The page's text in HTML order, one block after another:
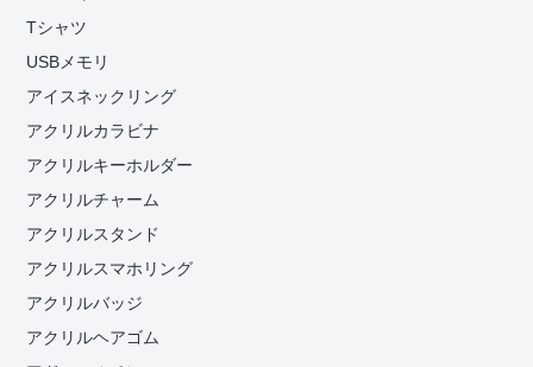
Tシャツ
USBメモリ
アイスネックリング
アクリルカラビナ
アクリルキーホルダー
アクリルチャーム
アクリルスタンド
アクリルスマホリング
アクリルバッジ
アクリルヘアゴム